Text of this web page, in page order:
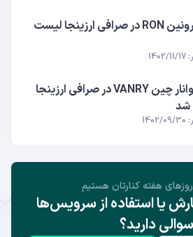
رمزارز رونین RON در صرافی ارزینجا لیست
رمزارز وانار چین VANRY در صرافی ارزینجا
شد
هفته کنارتان هستیم
یا استفاده از سرویس‌ها
سوالی دارید؟